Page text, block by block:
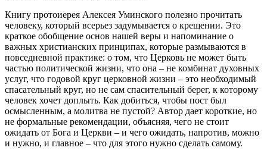
Книгу протоиерея Алексея Уминского полезно прочитать
человеку, который всерьез задумывается о крещении. Это
краткое обобщение основ нашей веры и напоминание о
важных христианских принципах, которые размываются в
повседневной практике: о том, что Церковь не может быть
частью политической жизни, что она – не комбинат духовных
услуг, что годовой круг церковной жизни – это необходимый
спасательный круг, но не сам спасительный берег, к которому
человек хочет доплыть. Как добиться, чтобы пост был
осмысленным, а молитва не пустой? Автор дает короткие, но
не формальные рекомендации, объясняя, чего не стоит
ожидать от Бога и Церкви – и чего ожидать, напротив, можно
и нужно, и главное – что для этого нужно сделать самому.